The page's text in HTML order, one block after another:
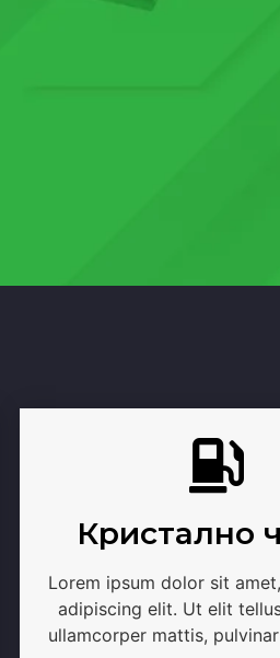
Кристално
Lorem ipsum dolor sit
adipiscing elit. Ut elit
ullamcorper mattis,